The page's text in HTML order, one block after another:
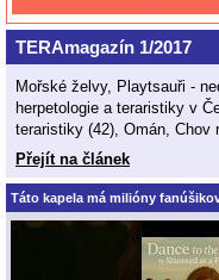
TERAmagazín 1/2017
Mořské želvy, Playtsauři -
herpetologie a teraristiky v
teraristiky (42), Omán, Chov
Přejít na článek
Táto kapela má milióny